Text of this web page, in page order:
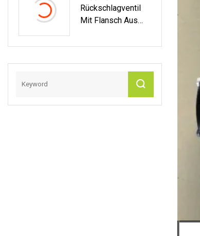
Rückschlagventil
Mit Flansch Aus
Gusseisen,
Kugelrückschlagve